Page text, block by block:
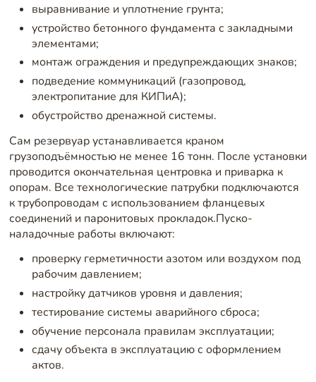
выравнивание и уплотнение грунта;
устройство бетонного фундамента с закладными
элементами;
монтаж ограждения и предупреждающих знаков;
подведение коммуникаций (газопровод,
электропитание для КИПиА);
обустройство дренажной системы.
Сам резервуар устанавливается краном
грузоподъёмностью не менее 16 тонн. После установки
проводится окончательная центровка и приварка к
опорам. Все технологические патрубки подключаются
к трубопроводам с использованием фланцевых
соединений и паронитовых прокладок.Пуско-
наладочные работы включают:
проверку герметичности азотом или воздухом под
рабочим давлением;
настройку датчиков уровня и давления;
тестирование системы аварийного сброса;
обучение персонала правилам эксплуатации;
сдачу объекта в эксплуатацию с оформлением
актов.